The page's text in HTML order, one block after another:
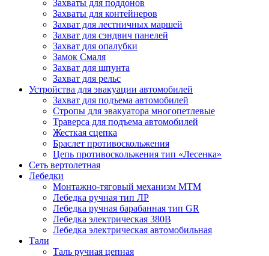
Захваты для поддонов
Захваты для контейнеров
Захват для лестничных маршей
Захват для сэндвич панелей
Захват для опалубки
Замок Смаля
Захват для шпунта
Захват для рельс
Устройства для эвакуации автомобилей
Захват для подъема автомобилей
Стропы для эвакуатора многопетлевые
Траверса для подъема автомобилей
Жесткая сцепка
Браслет противоскольжения
Цепь противоскольжения тип «Лесенка»
Сеть вертолетная
Лебедки
Монтажно-тяговый механизм МТМ
Лебедка ручная тип ЛР
Лебедка ручная барабанная тип GR
Лебедка электрическая 380В
Лебедка электрическая автомобильная
Тали
Таль ручная цепная